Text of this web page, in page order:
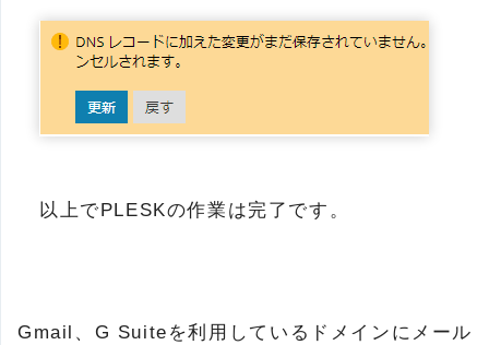
以上でPLESKの作業は完了です。
Gmail、G Suiteを利用しているドメインにメール